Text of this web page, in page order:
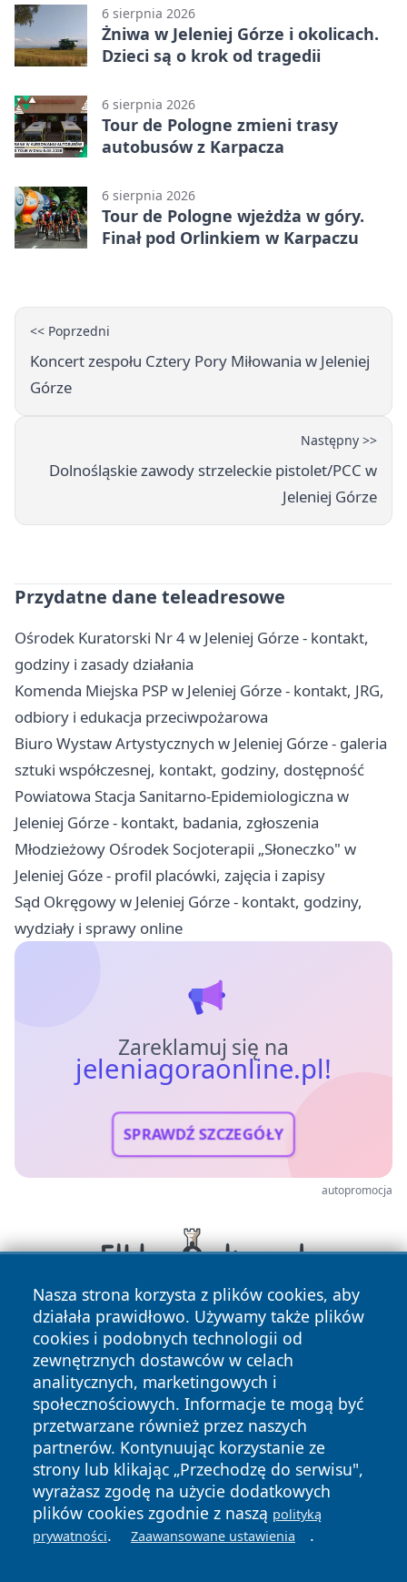
6 sierpnia 2026
Żniwa w Jeleniej Górze i okolicach.
Dzieci są o krok od tragedii
6 sierpnia 2026
Tour de Pologne zmieni trasy
autobusów z Karpacza
6 sierpnia 2026
Tour de Pologne wjeżdża w góry.
Finał pod Orlinkiem w Karpaczu
<< Poprzedni
Koncert zespołu Cztery Pory Miłowania w Jeleniej
Górze
Następny >>
Dolnośląskie zawody strzeleckie pistolet/PCC w
Jeleniej Górze
Przydatne dane teleadresowe
Ośrodek Kuratorski Nr 4 w Jeleniej Górze - kontakt,
godziny i zasady działania
Komenda Miejska PSP w Jeleniej Górze - kontakt, JRG,
odbiory i edukacja przeciwpożarowa
Biuro Wystaw Artystycznych w Jeleniej Górze - galeria
sztuki współczesnej, kontakt, godziny, dostępność
Powiatowa Stacja Sanitarno-Epidemiologiczna w
Jeleniej Górze - kontakt, badania, zgłoszenia
Młodzieżowy Ośrodek Socjoterapii „Słoneczko" w
Jeleniej Góze - profil placówki, zajęcia i zapisy
Sąd Okręgowy w Jeleniej Górze - kontakt, godziny,
wydziały i sprawy online
Zareklamuj się na
jeleniagoraonline.pl!
SPRAWDŹ SZCZEGÓŁY
autopromocja
Nasza strona korzysta z plików cookies, aby
działała prawidłowo. Używamy także plików
cookies i podobnych technologii od
zewnętrznych dostawców w celach
analitycznych, marketingowych i
społecznościowych. Informacje te mogą być
przetwarzane również przez naszych
partnerów. Kontynuując korzystanie ze
strony lub klikając „Przechodzę do serwisu",
wyrażasz zgodę na użycie dodatkowych
plików cookies zgodnie z naszą polityką
prywatności. Zaawansowane ustawienia .
Copyright © 2026 jeleniagoraonline.pl Wszystkie prawa
zastrzeżone.
News Autorzy
Polityka
Prywatności
Polityka
Cookies